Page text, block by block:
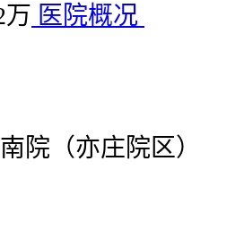
万 医院概况
院（亦庄院区）